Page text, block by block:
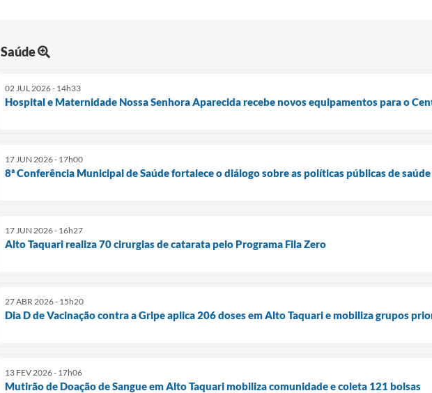
Saúde
02 JUL 2026 - 14h33
Hospital e Maternidade Nossa Senhora Aparecida recebe novos equipamentos para o
17 JUN 2026 - 17h00
8ª Conferência Municipal de Saúde fortalece o diálogo sobre as políticas públicas de saúde
17 JUN 2026 - 16h27
Alto Taquari realiza 70 cirurgias de catarata pelo Programa Fila Zero
27 ABR 2026 - 15h20
Dia D de Vacinação contra a Gripe aplica 206 doses em Alto Taquari e mobiliza grupos
13 FEV 2026 - 17h06
Mutirão de Doação de Sangue em Alto Taquari mobiliza comunidade e coleta 121 bolsas